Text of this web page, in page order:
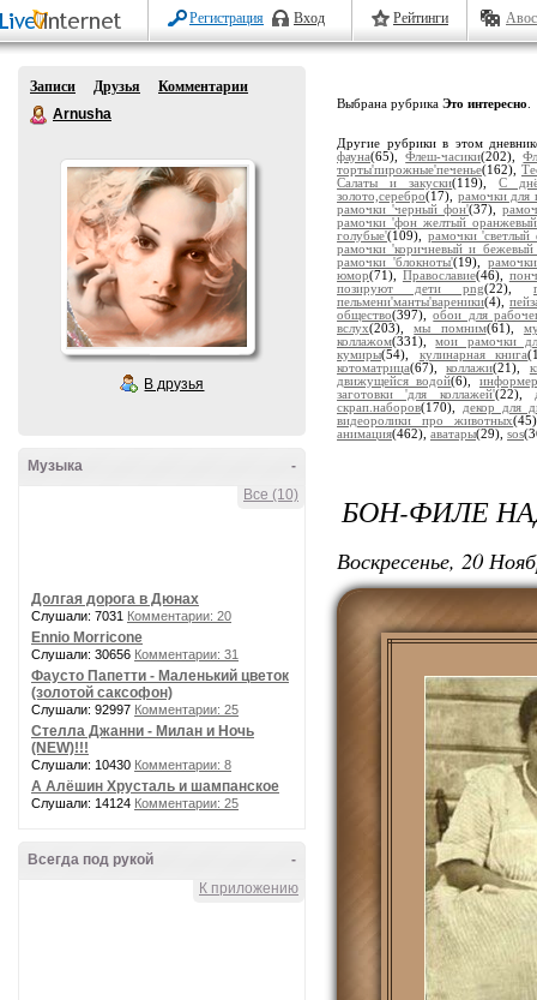
Регистрация Вход Рейтинги
Записи Друзья
Комментарии
Arnusha
В друзья
-
Музыка
Все (10)
Долгая дорога в Дюнах
Слушали: 7031 Комментарии: 20
Ennio Morricone
Слушали: 30656 Комментарии: 31
Фаусто Папетти - Маленький цветок
(золотой саксофон)
Слушали: 92997 Комментарии: 25
Стелла Джанни - Милан и Ночь
(NEW)!!!
Слушали: 10430 Комментарии: 8
А Алёшин Хрусталь и шампанское
Слушали: 14124 Комментарии: 25
-
Всегда под рукой
К приложению
Выбрана рубрика Это интересно
Другие рубрики в этом
фауна(65),Флеш-часики(202),
торты'пирожные'печенье(162),
Салаты и закуски(119),С
золото,серебро(17), рамочки для
рамочки 'черный фон'(37),
рамочки 'фон желтый
голубые'(109), рамочки 'светлый
рамочки 'коричневый и
рамочки 'блокноты'(19),
юмор(71), Православие(46),
позируют дети png(22),
пельмени'манты'вареники(4),
общество(397),обои для
вслух(203),мы помним(61),
коллажом(331),мои рамочки
кумиры(54), кулинарная книга
котоматрица(67),коллажи(21),
движущейся водой(6),
заготовки 'для коллажей'(22),
скрап.наборов(170), декор для
видеоролики про животных
анимация(462), аватары(29), sos
БОН-ФИЛЕ
Воскресенье, 20